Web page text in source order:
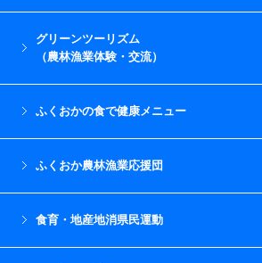
グリーンツーリズム
（農林漁業体験・交流）
ふくおかの食で健康メニュー
ふくおか農林漁業応援団
食育・地産地消県民運動